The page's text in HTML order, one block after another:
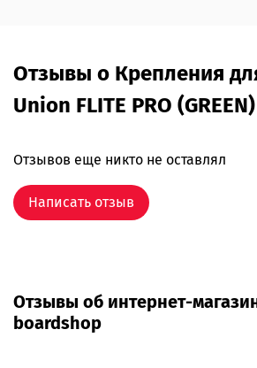
Отзывы о Крепления
Union FLITE PRO (GREEN)
Отзывов еще никто не оставлял
Написать отзыв
Отзывы об интернет-
boardshop